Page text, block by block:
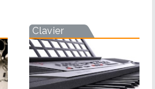
Clavier